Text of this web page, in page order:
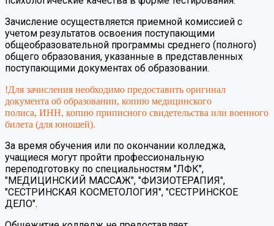
Зачисление осуществляется приемной комиссией с
учетом результатов освоения поступающими
общеобразовательной программы среднего (полного)
общего образования, указанные в представленных
поступающими документах об образовании.
!Для зачисления необходимо предоставить оригинал
документа об образовании, копию медицинского
полиса, ИНН, копию приписного свидетельства или военного
билета (для юношей).
За время обучения или по окончании колледжа,
учащиеся могут пройти профессиональную
переподготовку по специальностям "ЛФК",
"МЕДИЦИНСКИЙ МАССАЖ", "ФИЗИОТЕРАПИЯ",
"СЕСТРИНСКАЯ КОСМЕТОЛОГИЯ", "СЕСТРИНСКОЕ
ДЕЛО".